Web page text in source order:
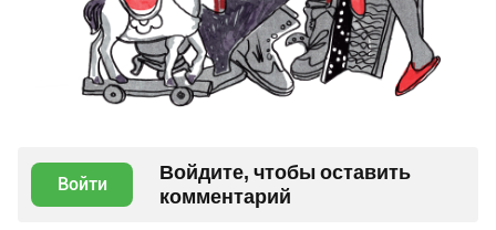
Войти
Войдите, чтобы оставить
комментарий